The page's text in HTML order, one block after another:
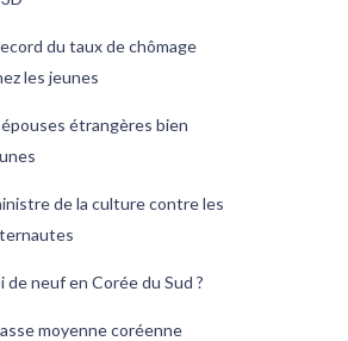
du taux de chômage
les jeunes
étrangères bien
de la culture contre les
de neuf en Corée du Sud ?
moyenne coréenne